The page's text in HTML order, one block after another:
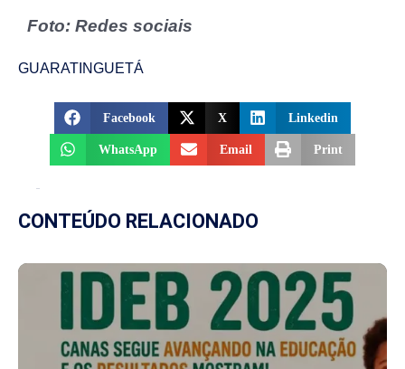
Foto: Redes sociais
GUARATINGUETÁ
Facebook X Linkedin
WhatsApp Email Print
CONTEÚDO RELACIONADO